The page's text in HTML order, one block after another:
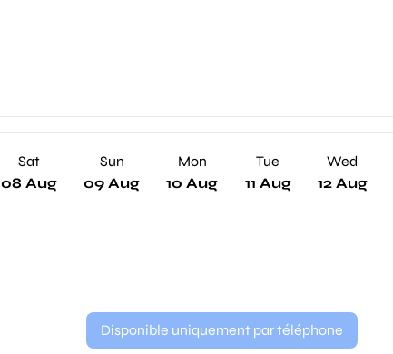
Sat
08 Aug
Sun
09 Aug
Mon
10 Aug
Tue
11 Aug
Wed
12 Aug
Disponible uniquement par téléphone